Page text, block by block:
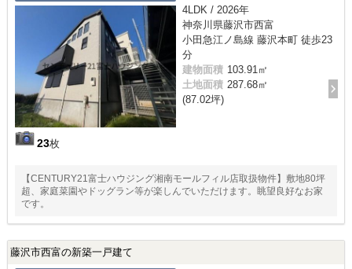
23枚
4LDK / 2026年
神奈川県藤沢市西富
小田急江ノ島線 藤沢本町 徒歩23
分
建物面積 103.91㎡
土地面積 287.68㎡
(87.02坪)
【CENTURY21富士ハウジング湘南モールフィル店取扱物件】敷地80坪
超、家庭菜園やドッグラン等が楽しんでいただけます。眺望良好なお家
です。
藤沢市西富の新築一戸建て